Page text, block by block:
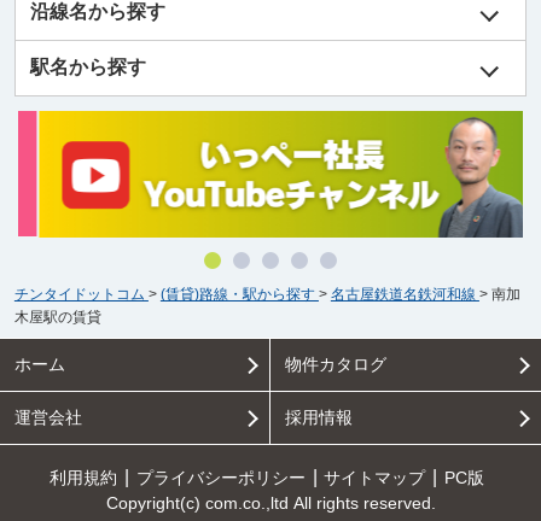
沿線名から探す
駅名から探す
チンタイドットコム > (賃貸)路線・駅から探す > 名古屋鉄道名鉄河和線 > 南加
木屋駅の賃貸
ホーム 物件カタログ
運営会社 採用情報
利用規約 プライバシーポリシー サイトマップ
PC版
Copyright(c) com.co.,ltd All rights reserved.